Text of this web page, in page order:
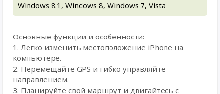
Windows 8.1, Windows 8, Windows 7, Vista
Основные функции и особенности:
1. Легко изменить местоположение iPhone на
компьютере.
2. Перемещайте GPS и гибко управляйте
направлением.
3. Планируйте свой маршрут и двигайтесь с